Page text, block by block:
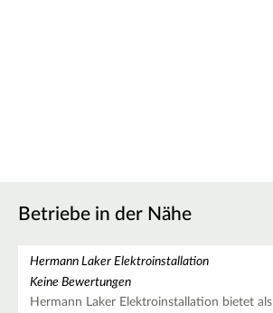
Betriebe in der Nähe
Hermann Laker Elektroinstallation
Keine Bewertungen
Hermann Laker Elektroinstallation bietet als